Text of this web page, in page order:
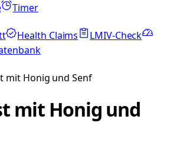
Timer
Health Claims
LMIV-Check
mit Honig und Senf
mit Honig und